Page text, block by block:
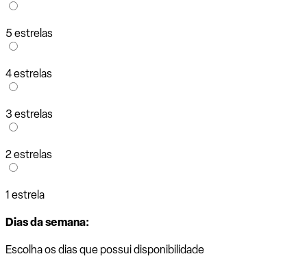
5 estrelas
4 estrelas
3 estrelas
2 estrelas
1 estrela
Dias da semana:
Escolha os dias que possui disponibilidade